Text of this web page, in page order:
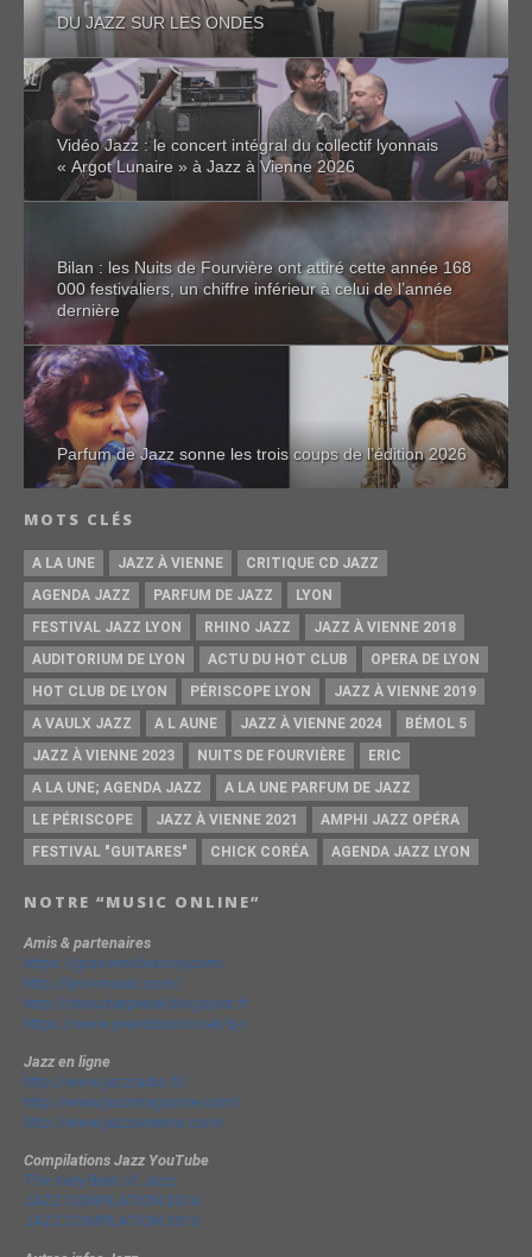
DU JAZZ SUR LES ONDES
Vidéo Jazz : le concert intégral du collectif lyonnais
« Argot Lunaire » à Jazz à Vienne 2026
Bilan : les Nuits de Fourvière ont attiré cette année 168
000 festivaliers, un chiffre inférieur à celui de l’année
dernière
Parfum de Jazz sonne les trois coups de l’édition 2026
MOTS CLÉS
A LA UNE JAZZ À VIENNE
CRITIQUE CD JAZZ
AGENDA JAZZ
PARFUM DE JAZZ
LYON
FESTIVAL JAZZ LYON
RHINO JAZZ
JAZZ À VIENNE 2018
AUDITORIUM DE LYON
ACTU DU HOT CLUB
OPERA DE LYON
HOT CLUB DE LYON
PÉRISCOPE LYON
JAZZ À VIENNE 2019
A VAULX JAZZ
A L AUNE JAZZ À VIENNE 2024
BÉMOL 5
JAZZ À VIENNE 2023
NUITS DE FOURVIÈRE
ERIC
A LA UNE; AGENDA JAZZ
A LA UNE PARFUM DE JAZZ
LE PÉRISCOPE
JAZZ À VIENNE 2021
AMPHI JAZZ OPÉRA
FESTIVAL "GUITARES"
CHICK CORÉA AGENDA JAZZ LYON
NOTRE “MUSIC ONLINE”
Amis & partenaires
https://groovesidestory.com/
http://lyon-music.com/
http://chrischarpenel.blogspot.fr
https://www.yvesdorison.net/q-r
Jazz en ligne
http://www.jazzradio.fr/
http://www.jazzmagazine.com/
http://www.jazzavienne.com/
Compilations Jazz YouTube
The Very Best of Jazz
JAZZ COMPILATION 2014
JAZZ COMPILATION 2013